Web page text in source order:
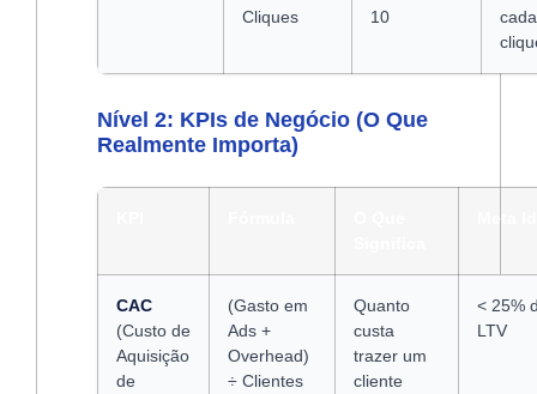
Cliques
10
cada
Nível 2: KPIs de Negócio (O Que
Realmente Importa)
CAC
(Custo de
Aquisição
de
(Gasto em
Ads +
Overhead)
÷ Clientes
Quanto
custa
trazer um
cliente
< 25%
LTV